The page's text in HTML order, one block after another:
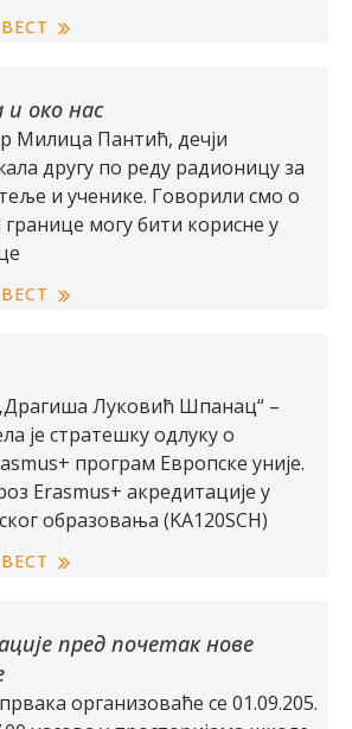
и око нас
Милица Пантић, дечји
другу по реду радионицу за
и ученике. Говорили смо о
могу бити корисне у
Луковић Шпанац“ –
је стратешку одлуку о
програм Европске уније.
Erasmus+ акредитације у
образовања (KA120SCH)
пред почетак нове
организоваће се 01.09.205.